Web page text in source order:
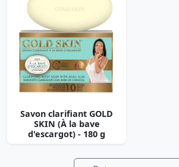
Savon clarifiant GOLD
SKIN (À la bave
d'escargot) - 180 g